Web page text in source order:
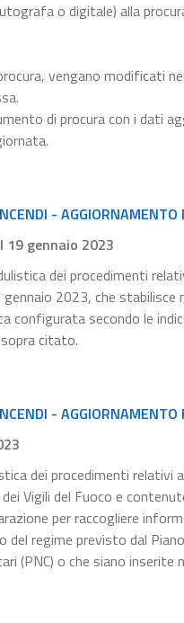
o digitale) alla
vengano modificati
di procura con i dati
- AGGIORNAMENTO
gennaio 2023
dei procedimenti
2023, che
secondo le
citato.
-
dei procedimenti relativi
Vigili del Fuoco e
per raccogliere
regime previsto dal
(PNC) o che siano inserite